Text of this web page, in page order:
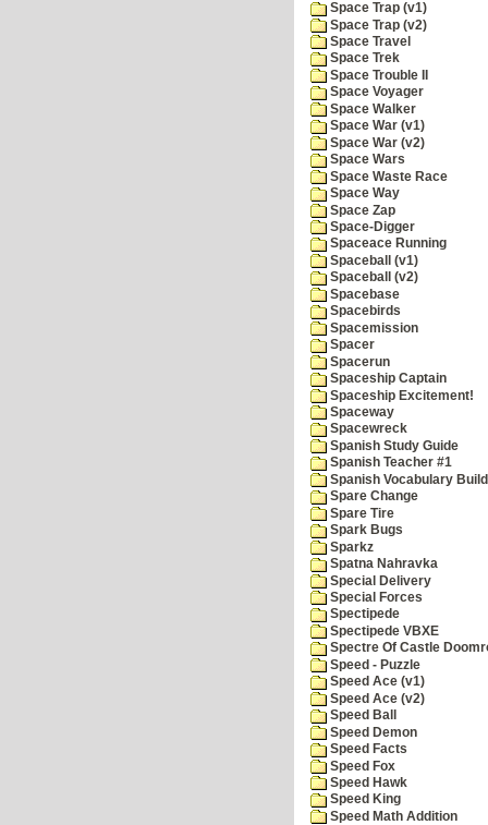
Space Trap (v1)
Space Trap (v2)
Space Travel
Space Trek
Space Trouble II
Space Voyager
Space Walker
Space War (v1)
Space War (v2)
Space Wars
Space Waste Race
Space Way
Space Zap
Space-Digger
Spaceace Running
Spaceball (v1)
Spaceball (v2)
Spacebase
Spacebirds
Spacemission
Spacer
Spacerun
Spaceship Captain
Spaceship Excitement!
Spaceway
Spacewreck
Spanish Study Guide
Spanish Teacher #1
Spanish Vocabulary
Spare Change
Spare Tire
Spark Bugs
Sparkz
Spatna Nahravka
Special Delivery
Special Forces
Spectipede
Spectipede VBXE
Spectre Of Castle
Speed - Puzzle
Speed Ace (v1)
Speed Ace (v2)
Speed Ball
Speed Demon
Speed Facts
Speed Fox
Speed Hawk
Speed King
Speed Math Addition